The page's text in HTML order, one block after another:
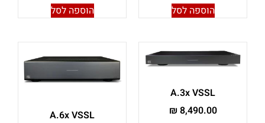
הוספה לסל הוספה לסל
A.3x VSSL
₪ 8,490.00
A.6x VSSL